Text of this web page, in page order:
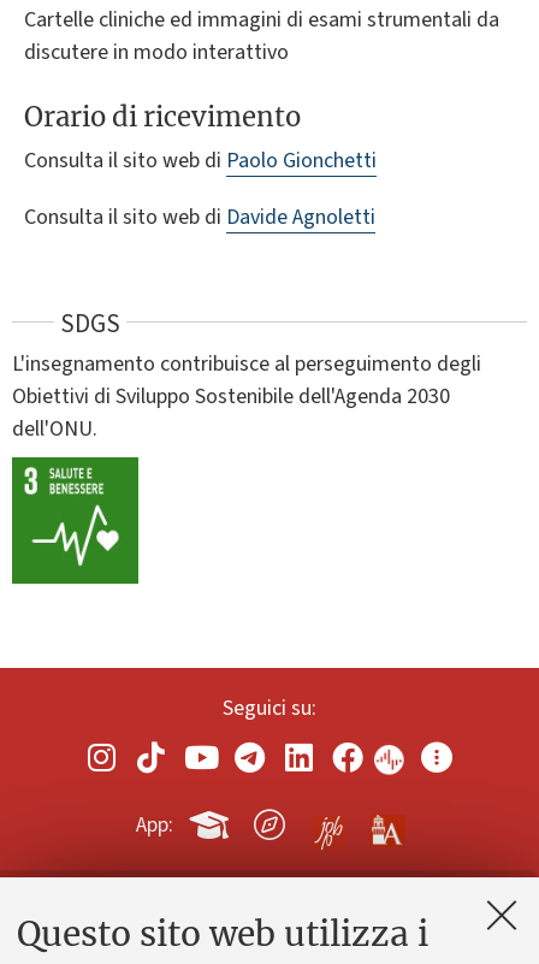
Questo sito web utilizza i
Cartelle cliniche ed immagini di esami strumentali da
discutere in modo interattivo
Orario di ricevimento
Consulta il sito web di Paolo Gionchetti
Consulta il sito web di Davide Agnoletti
SDGS
L'insegnamento contribuisce al perseguimento degli
Obiettivi di Sviluppo Sostenibile dell'Agenda 2030
dell'ONU.
Seguici su:
App:
Contatti e PEC